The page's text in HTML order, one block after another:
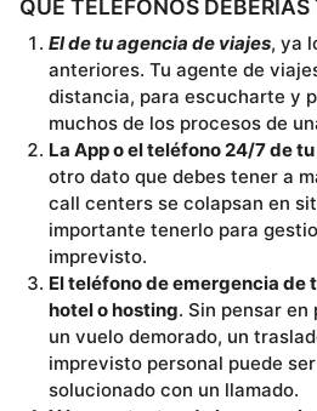
QUÉ TELÉFONOS
El de tu agencia de viajes, ya
anteriores. Tu agente de
distancia, para escucharte y
muchos de los procesos de
La App o el teléfono 24/7 de
otro dato que debes tener a
call centers se colapsan en
importante tenerlo para
imprevisto.
El teléfono de emergencia de
hotel o hosting. Sin pensar en
un vuelo demorado, un
imprevisto personal puede
solucionado con un llamado.